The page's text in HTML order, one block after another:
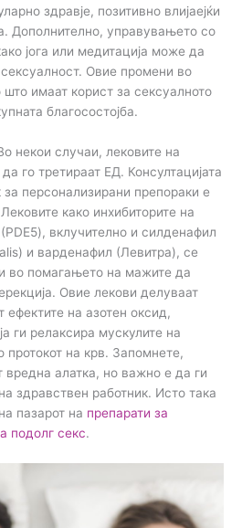
здравје, позитивно влијаејќи
Дополнително, управувањето со
јога или медитација може да
Овие промени во
имаат корист за сексуалното
благосостојба.
некои случаи, лековите на
го третираат ЕД. Консултацијата
персонализирани препораки е
како инхибиторите на
вклучително и силденафил
и варденафил (Левитра), се
во помагањето на мажите да
Овие лекови делуваат
ефектите на азотен оксид,
ги релаксира мускулите на
протокот на крв. Запомнете,
алатка, но важно е да ги
здравствен работник. Исто така
пазарот на препарати за
подолг секс.